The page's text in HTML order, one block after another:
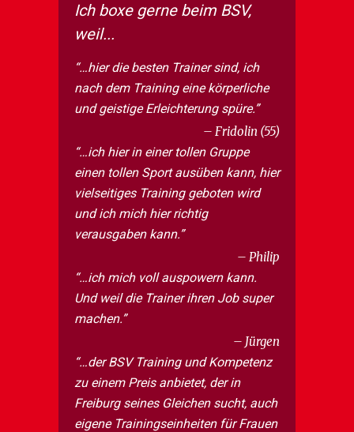
Ich boxe gerne beim BSV,
weil...
…hier die besten Trainer sind, ich
nach dem Training eine körperliche
und geistige Erleichterung spüre.
Fridolin (55)
…ich hier in einer tollen Gruppe
einen tollen Sport ausüben kann, hier
vielseitiges Training geboten wird
und ich mich hier richtig
verausgaben kann.
Philip
…ich mich voll auspowern kann.
Und weil die Trainer ihren Job super
machen.
Jürgen
…der BSV Training und Kompetenz
zu einem Preis anbietet, der in
Freiburg seines Gleichen sucht, auch
eigene Trainingseinheiten für Frauen